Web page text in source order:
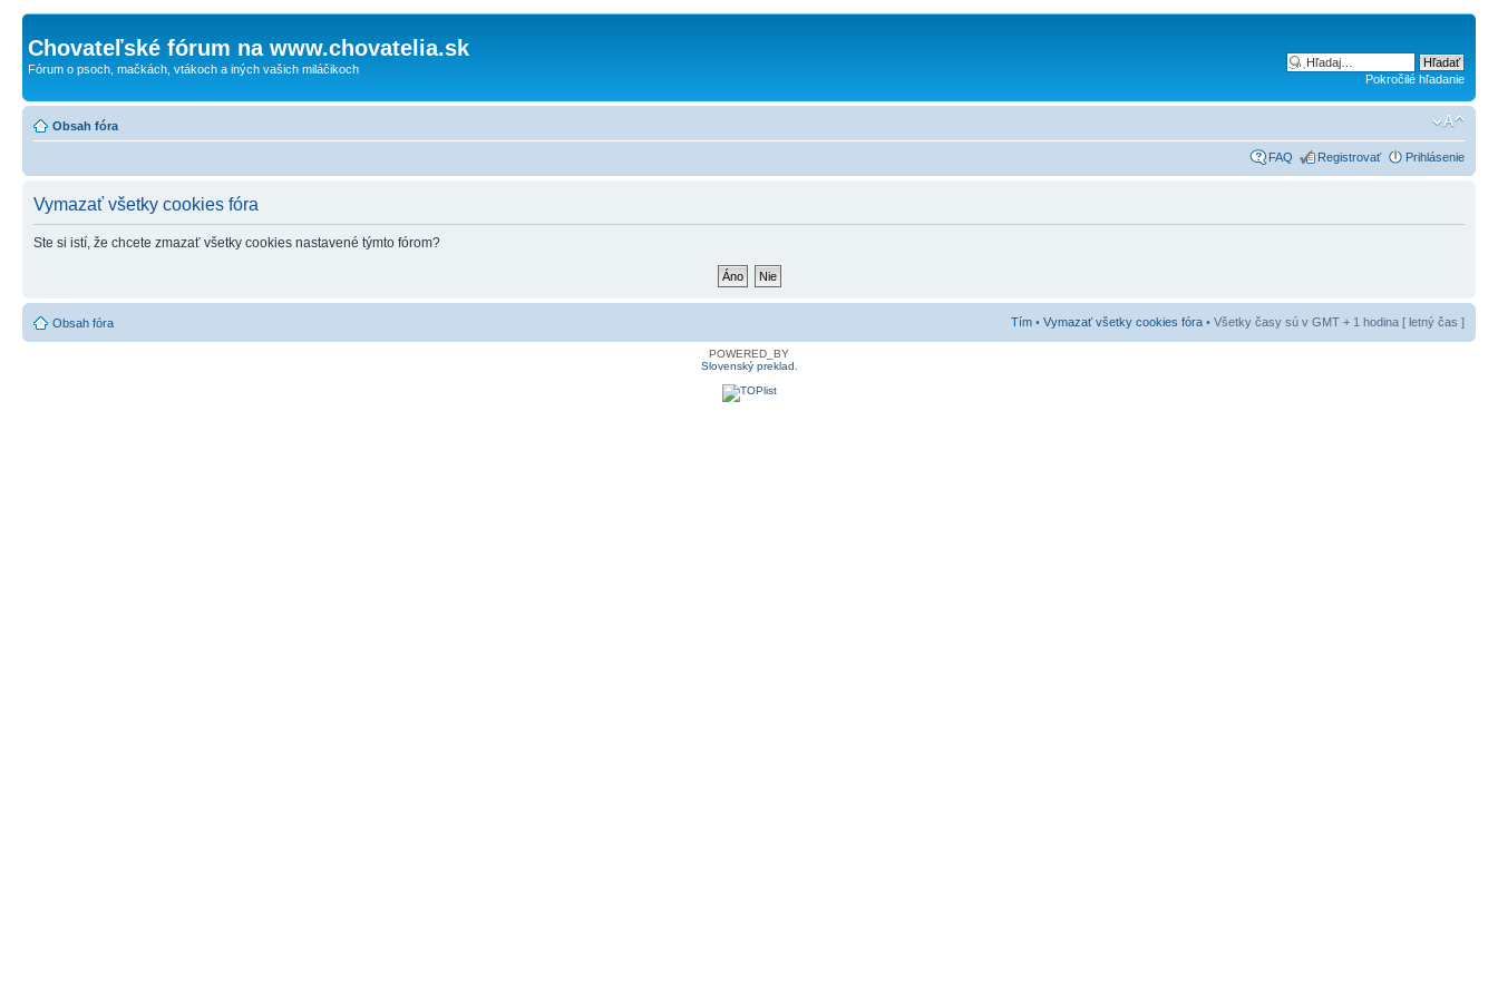
Chovateľské fórum na www.chovatelia.sk
Fórum o psoch, mačkách, vtákoch a iných vašich miláčikoch
Pokročilé hľadanie
Obsah fóra
FAQ Registrovať Prihlásenie
Vymazať všetky cookies fóra
Ste si istí, že chcete zmazať všetky cookies nastavené týmto fórom?
Obsah fóra Tím • Vymazať všetky cookies fóra • Všetky časy sú v GMT + 1 hodina [ letný čas ]
POWERED_BY
Slovenský preklad